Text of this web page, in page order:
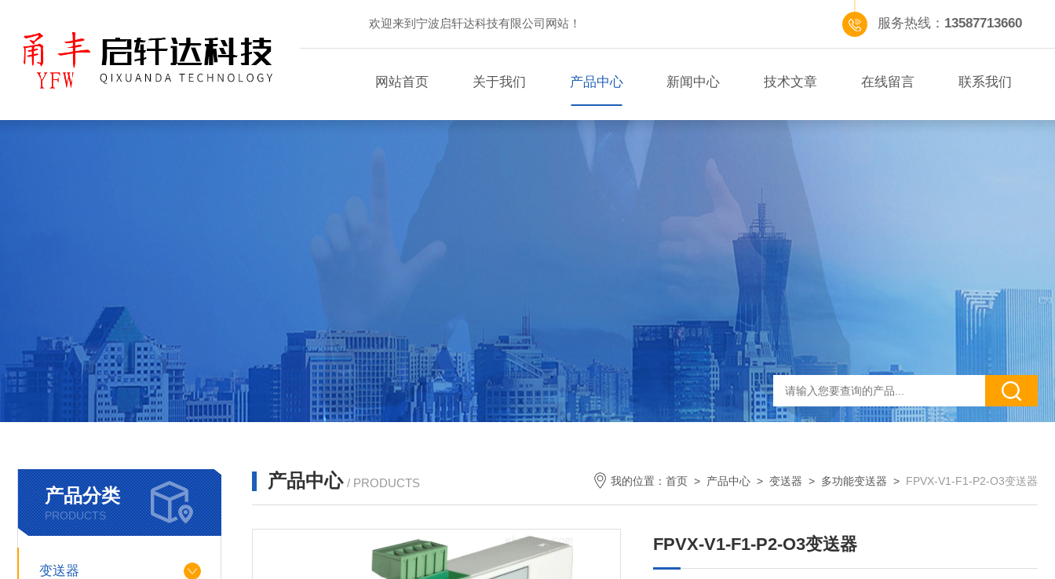
欢迎来到宁波启轩达科技有限公司网站！ 服务热线： 13587713660
网站首页 关于我们 产品中心 新闻中心 技术文章 在线留言 联系我们
产品分类
PRODUCTS
变送器
产品中心 / PRODUCTS 我的位置： 首页 > 产品中心 > 变送器 > 多功能变送器 > FPVX-V1-F1-P2-O3变送器
FPVX-V1-F1-P2-O3变送器